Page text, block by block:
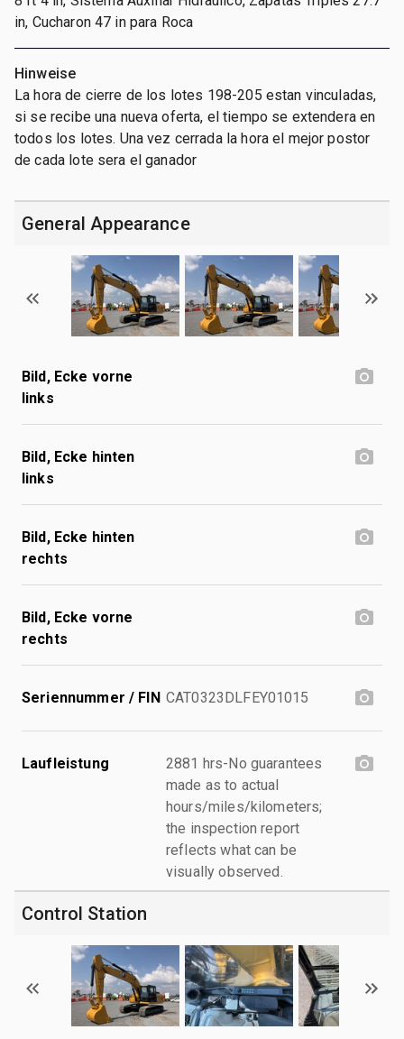
in, Cucharon 47 in para Roca
Hinweise
La hora de cierre de los lotes 198-205 estan vinculadas,
si se recibe una nueva oferta, el tiempo se extendera en
todos los lotes. Una vez cerrada la hora el mejor postor
de cada lote sera el ganador
General Appearance
Bild, Ecke vorne
links
Bild, Ecke hinten
links
Bild, Ecke hinten
rechts
Bild, Ecke vorne
rechts
Seriennummer / FIN CAT0323DLFEY01015
Laufleistung
2881 hrs-No guarantees
made as to actual
hours/miles/kilometers;
the inspection report
reflects what can be
visually observed.
Control Station